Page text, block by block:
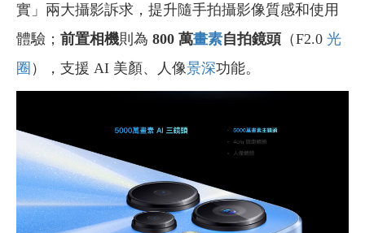
實」兩大攝影訴求，提升隨手拍攝影像質感和使用
體驗； 前置相機則為 800 萬畫素自拍鏡頭（F2.0 光
圈 ），支援 AI 美顏、人像景深功能。